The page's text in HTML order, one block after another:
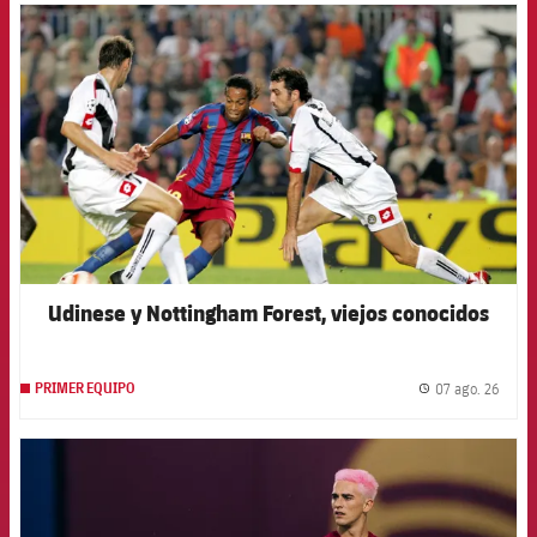
FCB Barcelona badge
Udinese y Nottingham Forest, viejos conocidos
PRIMER EQUIPO 07 ago. 26
FCB Barcelona badge